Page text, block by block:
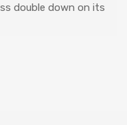
double down on its